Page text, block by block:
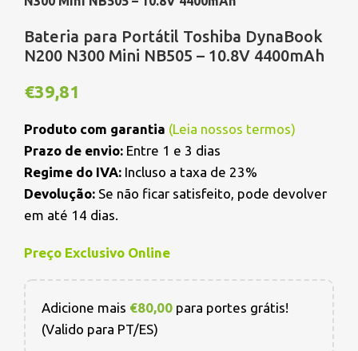
Bateria para Portátil Toshiba DynaBook
N200 N300 Mini NB505 – 10.8V 4400mAh
€39,81
Produto com garantia (Leia nossos termos)
Prazo de envio: Entre 1 e 3 dias
Regime do IVA: Incluso a taxa de 23%
Devolução: Se não ficar satisfeito, pode devolver
em até 14 dias.
Preço Exclusivo Online
Adicione mais €80,00 para portes grátis!
(Valido para PT/ES)